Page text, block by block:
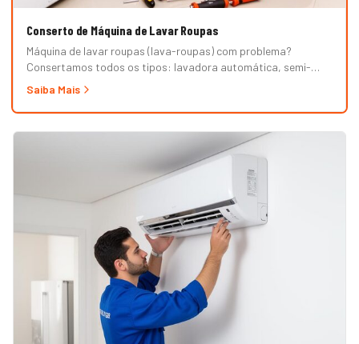
Conserto de Máquina de Lavar Roupas
Máquina de lavar roupas (lava-roupas) com problema?
Consertamos todos os tipos: lavadora automática, semi-
automática, tanquinho, abertura superior e frontal. Marcas
Continental e Mueller. Atendimento em domicílio com
orçamento grátis.
Saiba Mais